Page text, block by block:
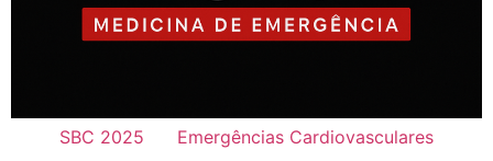
SBC 2025 Emergências Cardiovasculares